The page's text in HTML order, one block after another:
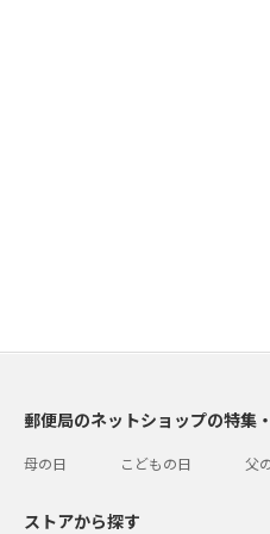
郵便局のネットショップの特集
母の日 こどもの日 父
ストアから探す